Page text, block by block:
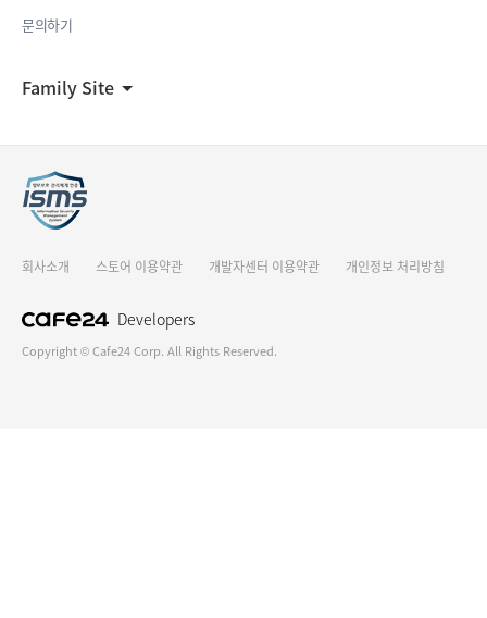
Developers
Family Site
문의하기
회사소개 스토어 이용약관 개발자센터 이용약관 개인정보 처리방침
Copyright © Cafe24 Corp. All Rights Reserved.